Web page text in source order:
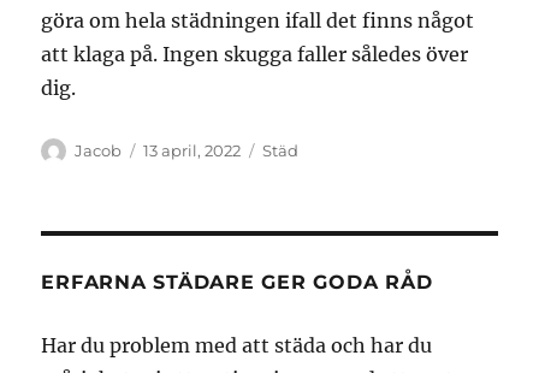
göra om hela städningen ifall det finns något
att klaga på. Ingen skugga faller således över
dig.
Författare
Jacob
Publicerat
13 april, 2022 Kategorier
Städ
ERFARNA STÄDARE GER GODA RÅD
Har du problem med att städa och har du